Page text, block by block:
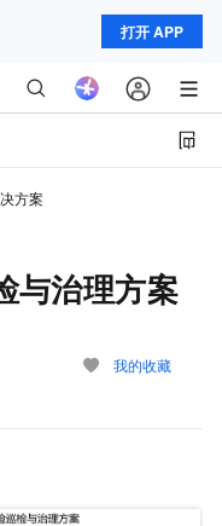
打开 APP
方案
与治理方案
我的收藏